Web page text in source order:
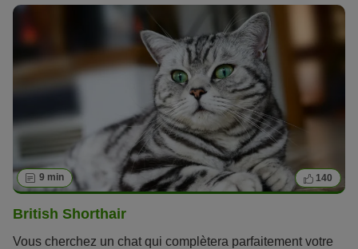
davantage sur cetterace de chatà mi-chemin entre le
persan et le siamois !
9 min 140
British Shorthair
Vous cherchez un chat qui complètera parfaitement votre